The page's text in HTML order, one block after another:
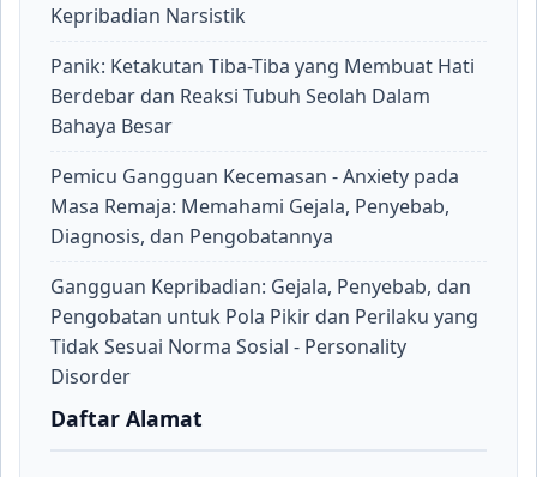
Kepribadian Narsistik
Panik: Ketakutan Tiba-Tiba yang Membuat Hati
Berdebar dan Reaksi Tubuh Seolah Dalam
Bahaya Besar
Pemicu Gangguan Kecemasan - Anxiety pada
Masa Remaja: Memahami Gejala, Penyebab,
Diagnosis, dan Pengobatannya
Gangguan Kepribadian: Gejala, Penyebab, dan
Pengobatan untuk Pola Pikir dan Perilaku yang
Tidak Sesuai Norma Sosial - Personality
Disorder
Daftar Alamat